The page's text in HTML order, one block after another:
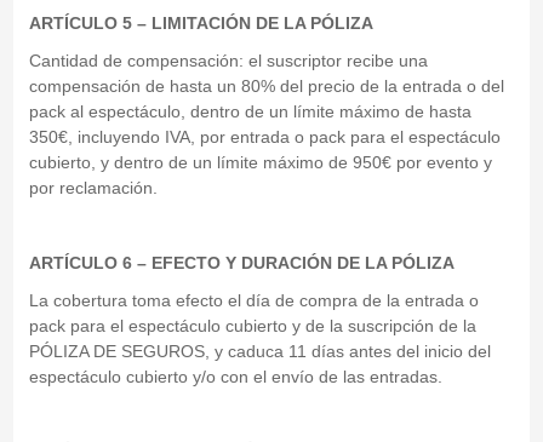
ARTÍCULO 5 – LIMITACIÓN DE LA PÓLIZA
Cantidad de compensación: el suscriptor recibe una
compensación de hasta un 80% del precio de la entrada o del
pack al espectáculo, dentro de un límite máximo de hasta
350€, incluyendo IVA, por entrada o pack para el espectáculo
cubierto, y dentro de un límite máximo de 950€ por evento y
por reclamación.
ARTÍCULO 6 – EFECTO Y DURACIÓN DE LA PÓLIZA
La cobertura toma efecto el día de compra de la entrada o
pack para el espectáculo cubierto y de la suscripción de la
PÓLIZA DE SEGUROS, y caduca 11 días antes del inicio del
espectáculo cubierto y/o con el envío de las entradas.